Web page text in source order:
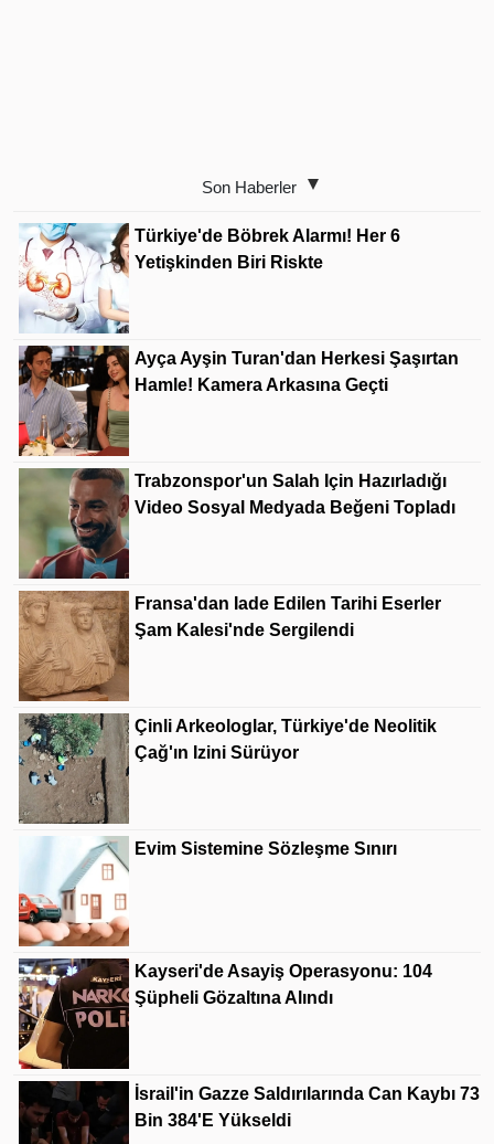
Son Haberler
Türkiye'de Böbrek Alarmı! Her 6
Yetişkinden Biri Riskte
Ayça Ayşin Turan'dan Herkesi Şaşırtan
Hamle! Kamera Arkasına Geçti
Trabzonspor'un Salah Için Hazırladığı
Video Sosyal Medyada Beğeni Topladı
Fransa'dan Iade Edilen Tarihi Eserler
Şam Kalesi'nde Sergilendi
Çinli Arkeologlar, Türkiye'de Neolitik
Çağ'ın Izini Sürüyor
Evim Sistemine Sözleşme Sınırı
Kayseri'de Asayiş Operasyonu: 104
Şüpheli Gözaltına Alındı
İsrail'in Gazze Saldırılarında Can Kaybı 73
Bin 384'e Yükseldi